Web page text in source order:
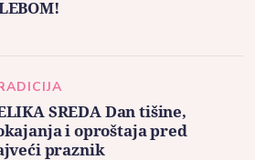
SREDA Dan tišine,
i oproštaja pred
praznik